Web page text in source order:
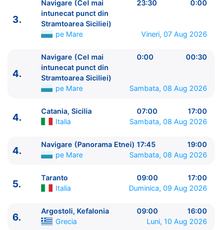
Ziua | Portul | Sosire - Plecare
----------------------------------------
1. Pireu, Atena Grecia ⚓ - 19:00
Zi de navigare pe Mare
0:00 - 0:00
3.
Navigare (Cel mai intunecat punct din
Stramtoarea Siciliei)
23:30 - 0:00
Stramtoarea Siciliei) pe Mare 0:00 - 00:30
Catania, Sicilia
Navigare (Panorama Etnei) pe Mare
17:45 -
19:00
Argostoli, Kefalonia Grecia
09:00 - 16:00
7.
Mykonos Grecia
3.
Navigare (Cel mai
intunecat punct din
Stramtoarea Siciliei)
23:30 0:00
pe Mare Vineri, 07 Aug 2026
4.
Navigare (Cel mai
intunecat punct din
Stramtoarea Siciliei)
0:00 00:30
pe Mare Sambata, 08 Aug 2026
4.
Catania, Sicilia 07:00
17:00
Italia
Sambata, 08 Aug 2026
4.
Navigare (Panorama Etnei) 17:45
19:00
pe Mare
Sambata, 08 Aug 2026
5.
Taranto 09:00
17:00
Italia
Duminica, 09 Aug 2026
6.
Argostoli, Kefalonia 09:00
16:00
Grecia
Luni, 10 Aug 2026